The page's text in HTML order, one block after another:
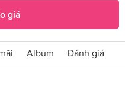
giá
Album Đánh giá